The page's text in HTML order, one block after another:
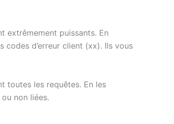
extrêmement puissants. En
d’erreur client (xx). Ils vous
toutes les requêtes. En les
non liées.